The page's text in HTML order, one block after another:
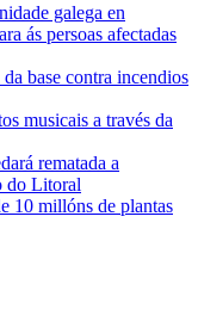
galega en
ás persoas afectadas
base contra incendios
musicais a través da
rematada a
do Litoral
10 millóns de plantas